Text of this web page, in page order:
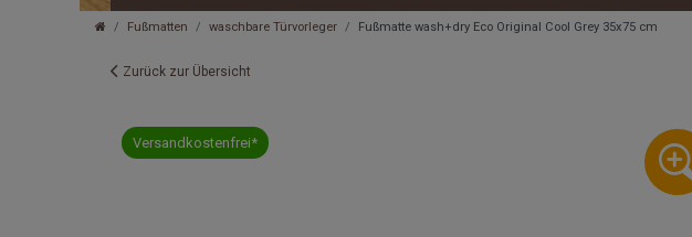
Fußmatten waschbare Türvorleger Fußmatte wash+dry Eco Original Cool Grey 35x75 cm
Zurück zur Übersicht
Versandkostenfrei*